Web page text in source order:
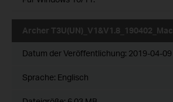
Archer T3U(UN)_V1&V1.8_190402_Mac
Datum der Veröffentlichung: 2019-04-09
Sprache: Englisch